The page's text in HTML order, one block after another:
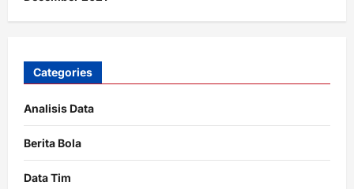
Categories
Analisis Data
Berita Bola
Data Tim